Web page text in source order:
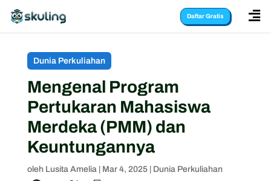
Daftar Gratis 
Dunia Perkuliahan
Mengenal Program
Pertukaran Mahasiswa
Merdeka (PMM) dan
Keuntungannya
oleh Lusita Amelia| Mar 4, 2025| Dunia Perkuliahan